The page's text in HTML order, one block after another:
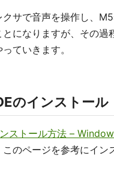
クサで音声を操作し、
になりますが、その過
ていきます。
のインストール
ストール方法 –
のページを参考にイン